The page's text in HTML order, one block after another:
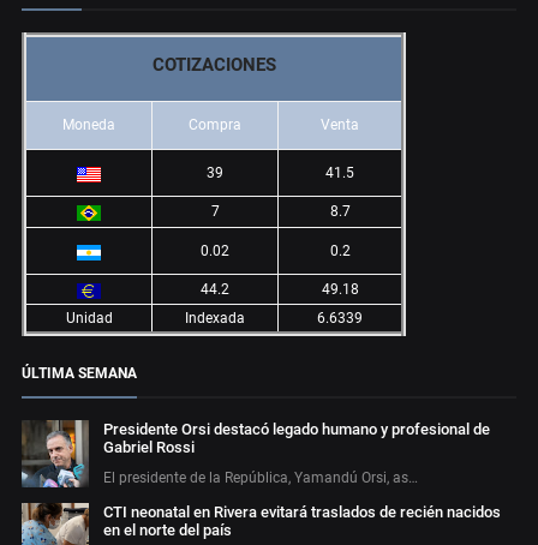
COTIZACIONES
Moneda Compra Venta
39 41.5
7 8.7
0.02 0.2
44.2
49.18
Unidad
Indexada 6.6339
ÚLTIMA SEMANA
Presidente Orsi destacó legado humano y profesional de
Gabriel Rossi
El presidente de la República, Yamandú Orsi, as…
CTI neonatal en Rivera evitará traslados de recién nacidos
en el norte del país